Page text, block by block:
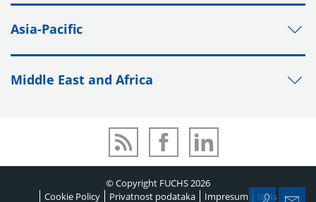
Asia-Pacific
Middle East and Africa
© Copyright FUCHS 2026
Cookie Policy
Privatnost podataka Impresum Ispis